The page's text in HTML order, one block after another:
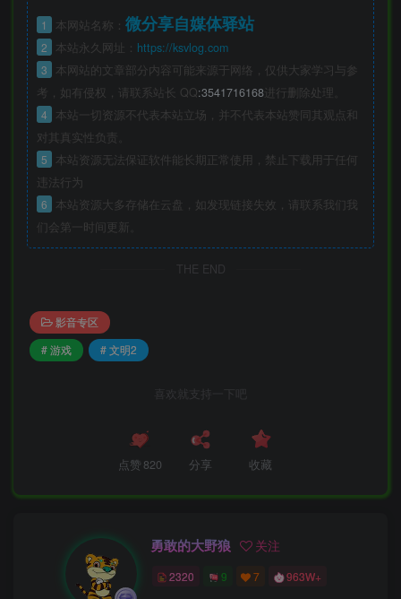
1 本网站名称： 微分享自媒体驿站
2 本站永久网址： https://ksvlog.com
3
本网站的文章部分内容可能来源于网络，仅供大家学习与参
考，如有侵权，请联系站长 QQ:3541716168进行删除处理。
4
本站一切资源不代表本站立场，并不代表本站赞同其观点和
对其真实性负责。
5
本站资源无法保证软件能长期正常使用，禁止下载用于任何
违法行为
6
本站资源大多存储在云盘，如发现链接失效，请联系我们我
们会第一时间更新。
THE END
影音专区
# 游戏
# 文明2
喜欢就支持一下吧
点赞 820 分享 收藏
勇敢的大野狼 关注
2320 9 7 963W+